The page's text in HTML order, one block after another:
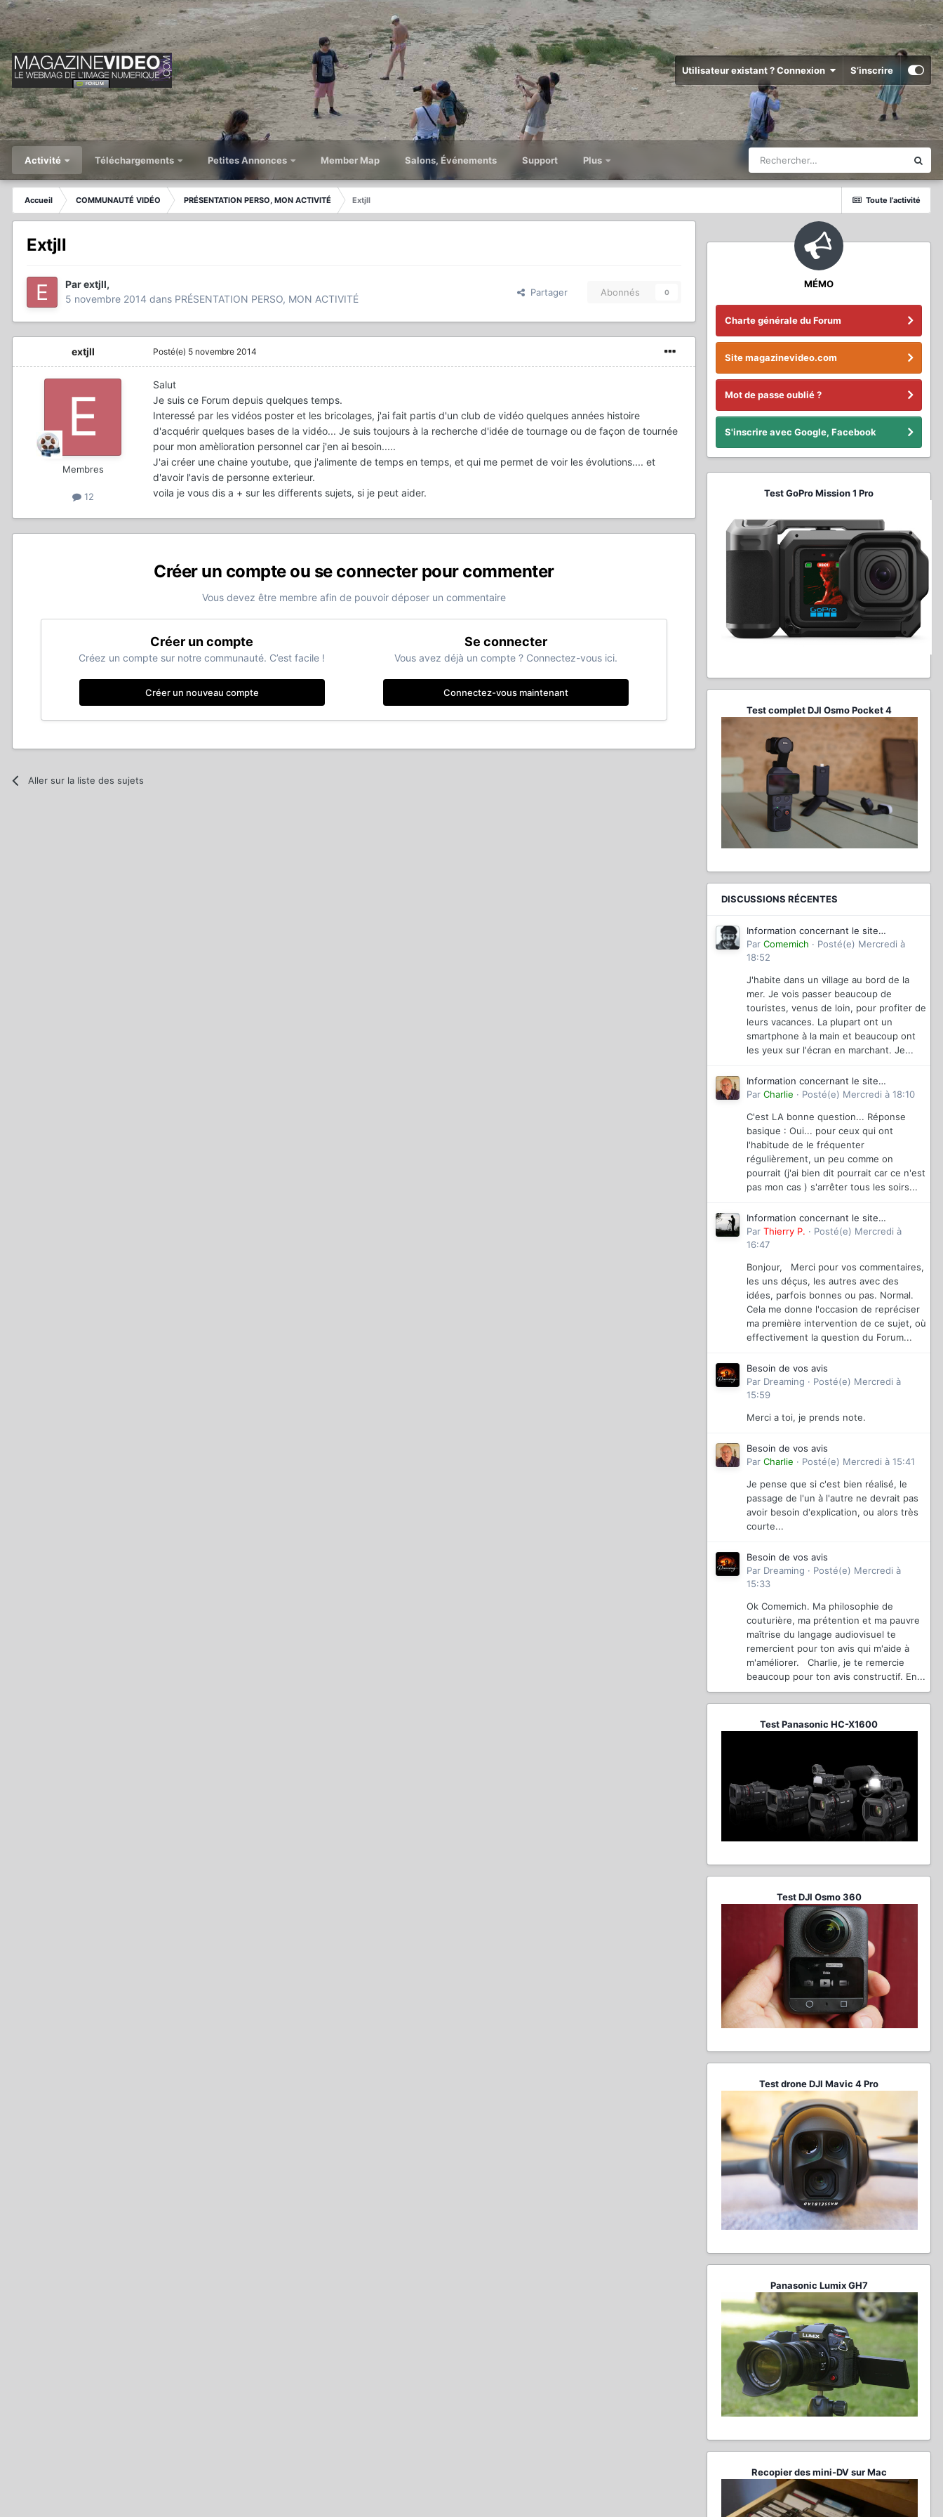
Utilisateur existant ? Connexion S’inscrire
Activité Téléchargements Petites Annonces Member Map Salons, Événements Support Plus
Toute l’activité
Accueil COMMUNAUTÉ VIDÉO PRÉSENTATION PERSO, MON ACTIVITÉ Extjll
Extjll
Parextjll,
5 novembre 2014 dans PRÉSENTATION PERSO, MON ACTIVITÉ
Partager Abonnés 0
extjll
Membres
12
Posté(e) 5 novembre 2014
Salut
Je suis ce Forum depuis quelques temps.
Interessé par les vidéos poster et les bricolages, j'ai fait partis d'un club de vidéo quelques années histoire
d'acquérir quelques bases de la vidéo... Je suis toujours à la recherche d'idée de tournage ou de façon de tournée
pour mon amèlioration personnel car j'en ai besoin.....
J'ai créer une chaine youtube, que j'alimente de temps en temps, et qui me permet de voir les évolutions.... et
d'avoir l'avis de personne exterieur.
voila je vous dis a + sur les differents sujets, si je peut aider.
Créer un compte ou se connecter pour commenter
Vous devez être membre afin de pouvoir déposer un commentaire
Créer un compte
Créez un compte sur notre communauté. C’est facile !
Créer un nouveau compte
Se connecter
Vous avez déjà un compte ? Connectez-vous ici.
Connectez-vous maintenant
Aller sur la liste des sujets
MÉMO
Charte générale du Forum
Site magazinevideo.com
Mot de passe oublié ?
S'inscrire avec Google, Facebook
Test GoPro Mission 1 Pro
Test complet DJI Osmo Pocket 4
DISCUSSIONS RÉCENTES
Information concernant le site
magazinevideo
Par Comemich · Posté(e) Mercredi à
18:52
J'habite dans un village au bord de la
mer. Je vois passer beaucoup de
touristes, venus de loin, pour profiter de
leurs vacances. La plupart ont un
smartphone à la main et beaucoup ont
les yeux sur l'écran en marchant. Je...
Information concernant le site
magazinevideo
Par Charlie · Posté(e) Mercredi à 18:10
C'est LA bonne question... Réponse
basique : Oui... pour ceux qui ont
l'habitude de le fréquenter
régulièrement, un peu comme on
pourrait (j'ai bien dit pourrait car ce n'est
pas mon cas ) s'arrêter tous les soirs...
Information concernant le site
magazinevideo
Par Thierry P. · Posté(e) Mercredi à
16:47
Bonjour, Merci pour vos commentaires,
les uns déçus, les autres avec des
idées, parfois bonnes ou pas. Normal.
Cela me donne l'occasion de repréciser
ma première intervention de ce sujet, où
effectivement la question du Forum...
Besoin de vos avis
Par Dreaming · Posté(e) Mercredi à
15:59
Merci a toi, je prends note.
Besoin de vos avis
Par Charlie · Posté(e) Mercredi à 15:41
Je pense que si c'est bien réalisé, le
passage de l'un à l'autre ne devrait pas
avoir besoin d'explication, ou alors très
courte...
Besoin de vos avis
Par Dreaming · Posté(e) Mercredi à
15:33
Ok Comemich. Ma philosophie de
couturière, ma prétention et ma pauvre
maîtrise du langage audiovisuel te
remercient pour ton avis qui m'aide à
m'améliorer. Charlie, je te remercie
beaucoup pour ton avis constructif. En...
Test Panasonic HC-X1600
Test DJI Osmo 360
Test drone DJI Mavic 4 Pro
Panasonic Lumix GH7
Recopier des mini-DV sur Mac